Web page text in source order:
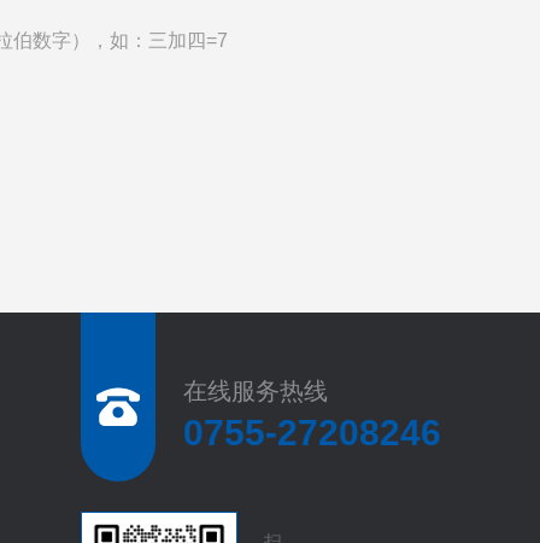
伯数字），如：三加四=7
在线服务热线
0755-27208246